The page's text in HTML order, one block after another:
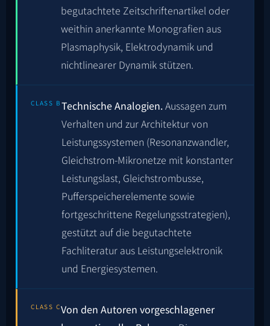
begutachtete Zeitschriftenartikel oder
weithin anerkannte Monografien aus
Plasmaphysik, Elektrodynamik und
nichtlinearer Dynamik stützen.
CLASS B Technische Analogien.Aussagen zum
Verhalten und zur Architektur von
Leistungssystemen (Resonanzwandler,
Gleichstrom-Mikronetze mit konstanter
Leistungslast, Gleichstrombusse,
Pufferspeicherelemente sowie
fortgeschrittene Regelungsstrategien),
gestützt auf die begutachtete
Fachliteratur aus Leistungselektronik
und Energiesystemen.
CLASS CVon den Autoren vorgeschlagener